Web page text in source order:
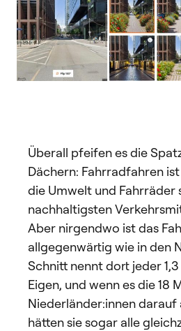
Überall pfeifen es die
Dächern: Fahrradfahren
die Umwelt und Fahrräder
nachhaltigsten
Aber nirgendwo ist das
allgegenwärtig wie in den
Schnitt nennt dort jeder
Eigen, und wenn es die 18
Niederländer:innen darauf
hätten sie sogar alle